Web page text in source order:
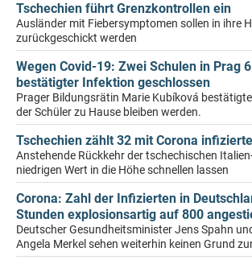
Tschechien führt Grenzkontrollen ein
Ausländer mit Fiebersymptomen sollen in ihre
zurückgeschickt werden
Wegen Covid-19: Zwei Schulen in Prag
bestätigter Infektion geschlossen
Prager Bildungsrätin Marie Kubíková
der Schüler zu Hause bleiben werden.
Tschechien zählt 32 mit Corona
Anstehende Rückkehr der tschechischen
niedrigen Wert in die Höhe schnellen lassen
Corona: Zahl der Infizierten in
Stunden explosionsartig auf 800
Deutscher Gesundheitsminister Jens Spahn
Angela Merkel sehen weiterhin keinen Grund